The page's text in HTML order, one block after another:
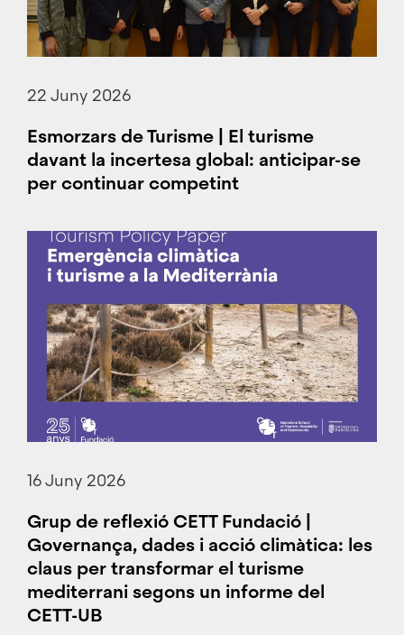
22 Juny 2026
Esmorzars de Turisme | El turisme
davant la incertesa global: anticipar-se
per continuar competint
16 Juny 2026
Grup de reflexió CETT Fundació |
Governança, dades i acció climàtica: les
claus per transformar el turisme
mediterrani segons un informe del
CETT-UB